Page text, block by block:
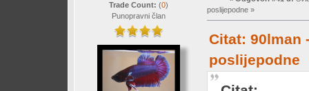
Trade Count: (0)
Punopravni član
poslijepodne »
Citat: 90lman
poslijepodne